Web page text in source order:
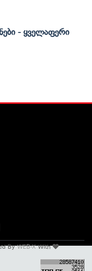
- Ყველაფერი
ByWEB-XWith